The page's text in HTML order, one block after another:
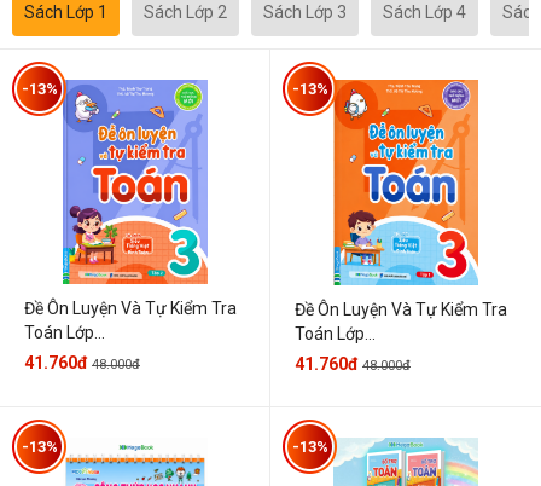
Sách Lớp 1 Sách Lớp 2 Sách Lớp 3 Sách Lớp 4
Đề Ôn Luyện Và Tự Kiểm Tra
Toán Lớp...
-13%
41.760đ 48.000đ
Đề Ôn Luyện Và Tự Kiểm Tra
Toán Lớp...
-13%
41.760đ 48.000đ
-13% -13%